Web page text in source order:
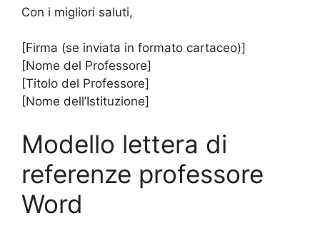
Con i migliori saluti,
[Firma (se inviata in formato cartaceo)]
[Nome del Professore]
[Titolo del Professore]
[Nome dell’Istituzione]
Modello lettera di
referenze professore
Word